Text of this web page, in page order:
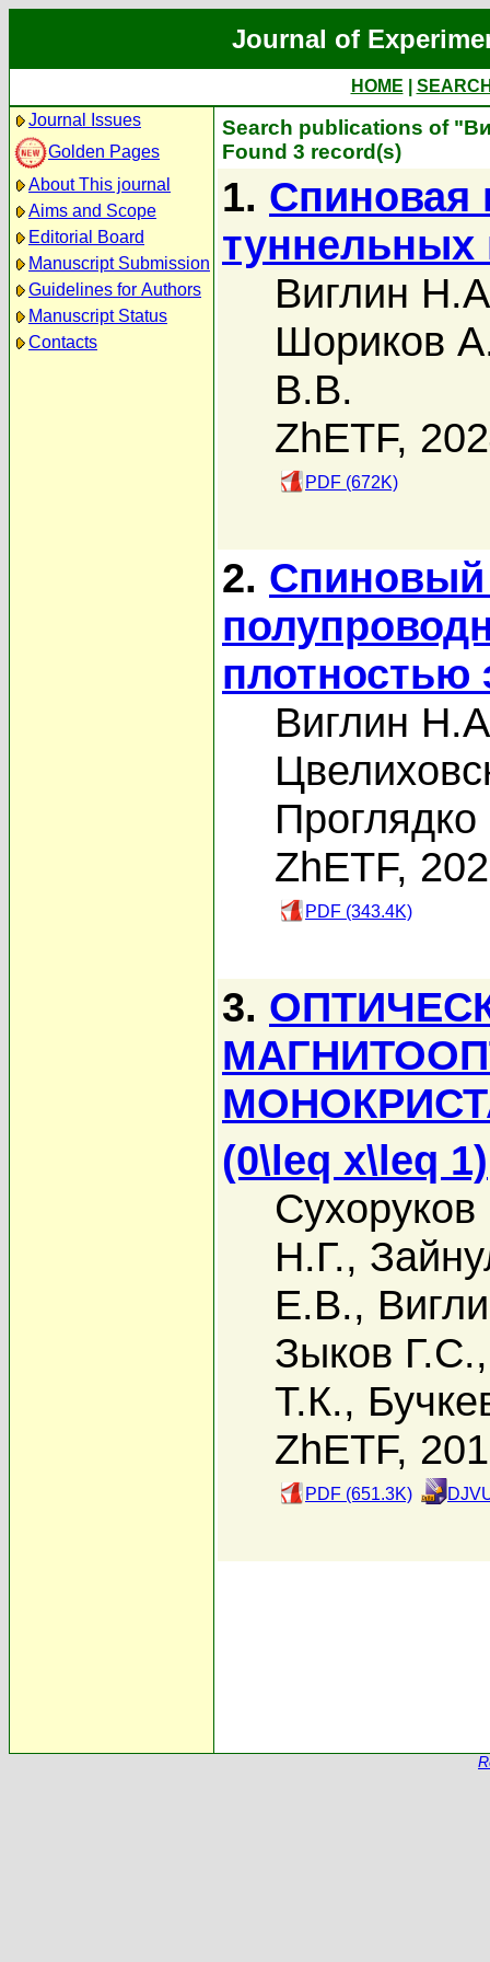
Journal of
HOME
Journal Issues
Golden Pages
About This journal
Aims and Scope
Editorial Board
Manuscript Submission
Guidelines for Authors
Manuscript Status
Contacts
Search publications of
Found 3 record(s)
1. Спиновая
туннельных
Виглин
Шориков
В.В.
ZhETF,
PDF (672K)
2. Спиновый
плотностью
Виглин
ZhETF,
PDF (343.4K)
3.
(0\leq x\leq 1)
Н.Г.,
Е.В.,
Зыков Г.С.
Т.К.,
ZhETF,
PDF (651.3K)